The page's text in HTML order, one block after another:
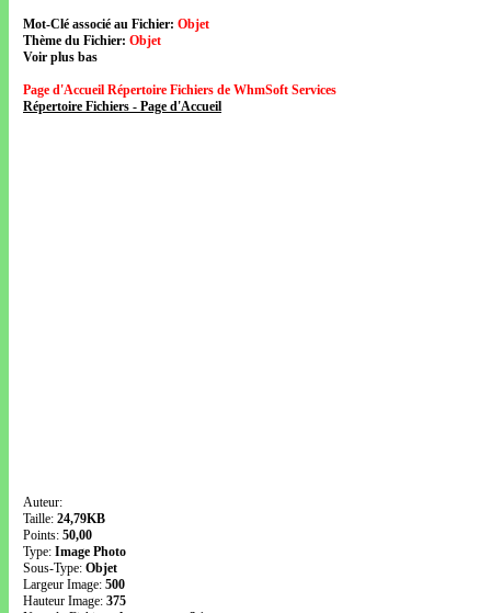
Mot-Clé associé au Fichier: Objet
Thème du Fichier: Objet
Voir plus bas
Page d'Accueil Répertoire Fichiers de WhmSoft Services
Répertoire Fichiers - Page d'Accueil
Auteur:
Taille: 24,79KB
Points: 50,00
Type: Image Photo
Sous-Type: Objet
Largeur Image: 500
Hauteur Image: 375